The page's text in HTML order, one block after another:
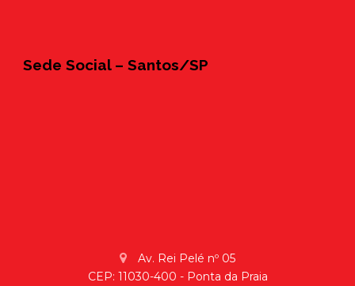
Sede Social – Santos/SP
Av. Rei Pelé nº 05
CEP: 11030-400 - Ponta da Praia